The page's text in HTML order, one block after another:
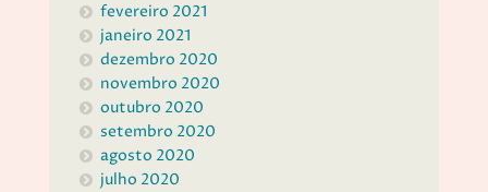
fevereiro 2021
janeiro 2021
dezembro 2020
novembro 2020
outubro 2020
setembro 2020
agosto 2020
julho 2020